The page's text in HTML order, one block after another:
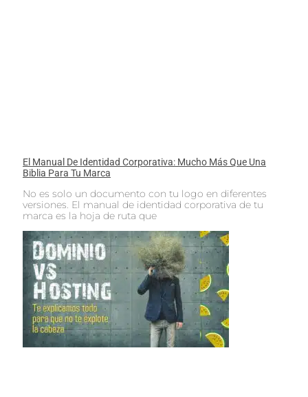
El Manual De Identidad Corporativa: Mucho Más Que Una
Biblia Para Tu Marca
No es solo un documento con tu logo en diferentes
versiones. El manual de identidad corporativa de tu
marca es la hoja de ruta que